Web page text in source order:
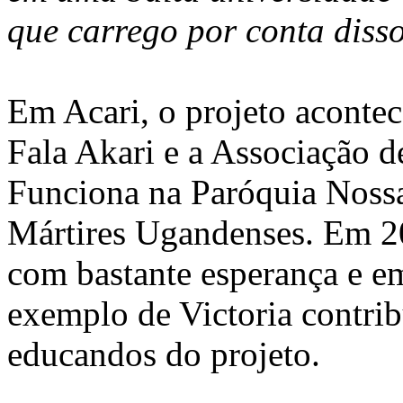
que carrego por conta
Em Acari, o projeto
Fala Akari e a Associação
Funciona na Paróquia
Mártires Ugandenses. Em
com bastante esperança e
exemplo de Victoria
educandos do projeto.